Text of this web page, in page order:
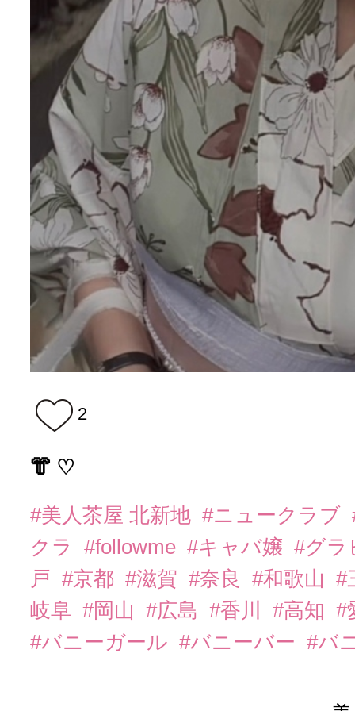
2
👘 ♡
#美人茶屋 北新地 #ニュークラブ
クラ
#followme #キャバ嬢 #グ
戸 #京都 #滋賀 #奈良 #和歌山
#
岐阜 #岡山 #広島 #香川 #高知 #
#バニーガール #バニーバー #バ